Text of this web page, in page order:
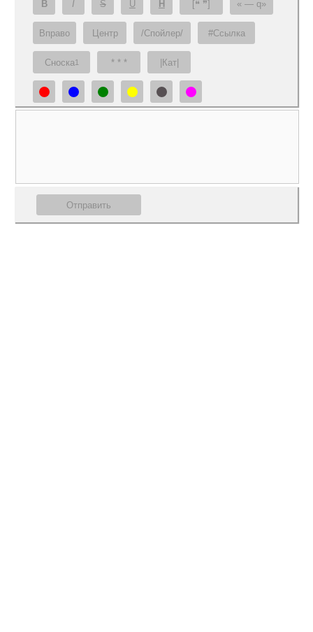
B I S U H [❝ ❞] — q
Вправо Центр /Спойлер/ #Ссылка
Сноска1 * * * |Кат|